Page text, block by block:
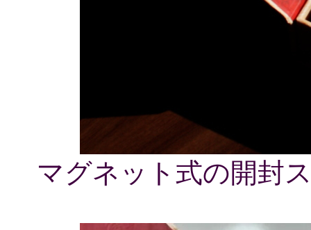
マグネット式の開封